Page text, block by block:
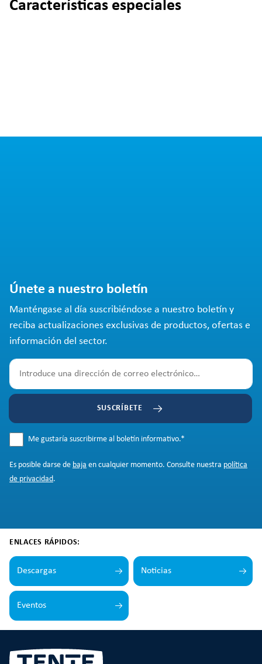
Características especiales
Únete a nuestro boletín
Manténgase al día suscribiéndose a nuestro boletín y
reciba actualizaciones exclusivas de productos, ofertas e
información del sector.
SUSCRÍBETE
Me gustaría suscribirme al boletín informativo.*
Es posible darse de baja en cualquier momento. Consulte nuestra política
de privacidad.
ENLACES RÁPIDOS:
Descargas Noticias
Eventos